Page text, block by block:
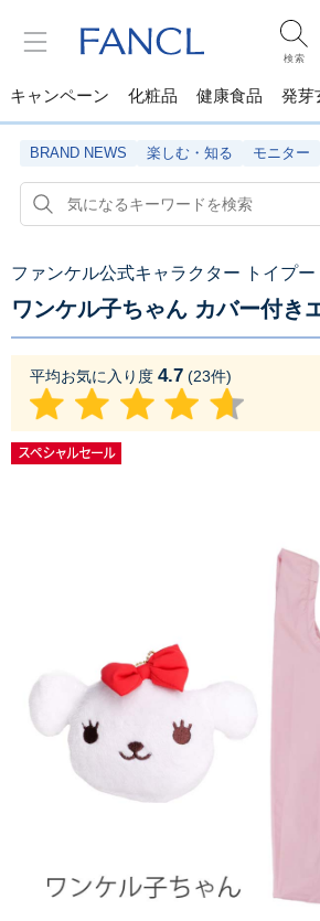
検索
キャンペーン 化粧品 健康食品 発芽
BRAND NEWS 楽しむ・知る モニター
ファンケル公式キャラクター トイプ
ワンケル子ちゃん カバー付き
平均お気に入り度 4.7 (23件)